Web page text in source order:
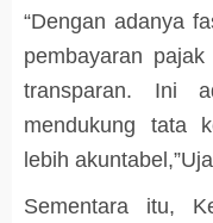
“Dengan adanya
pembayaran
transparan. Ini
mendukung tata
lebih
Sementara itu,